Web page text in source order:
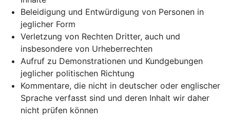
Beleidigung und Entwürdigung von Personen in
jeglicher Form
Verletzung von Rechten Dritter, auch und
insbesondere von Urheberrechten
Aufruf zu Demonstrationen und Kundgebungen
jeglicher politischen Richtung
Kommentare, die nicht in deutscher oder englischer
Sprache verfasst sind und deren Inhalt wir daher
nicht prüfen können